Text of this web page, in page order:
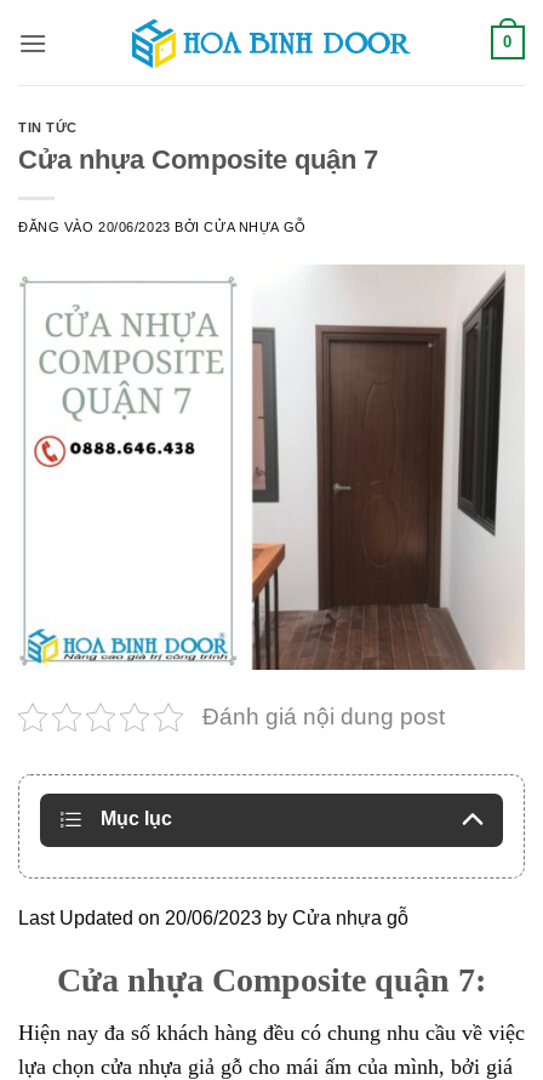
qua
0
TIN TỨC
Cửa nhựa Composite quận 7
ĐĂNG VÀO20/06/2023 BỞICỬA NHỰA GỖ
Đánh giá nội dung post
Mục lục
Last Updated on 20/06/2023 by Cửa nhựa gỗ
Cửa nhựa Composite quận 7:
Hiện nay đa số khách hàng đều có chung nhu cầu về việc
lựa chọn cửa nhựa giả gỗ cho mái ấm của mình, bởi giá